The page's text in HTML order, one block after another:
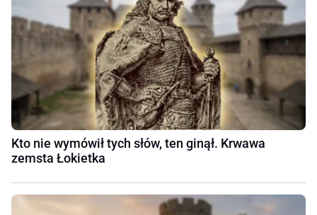
Kto nie wymówił tych słów, ten ginął. Krwawa
zemsta Łokietka